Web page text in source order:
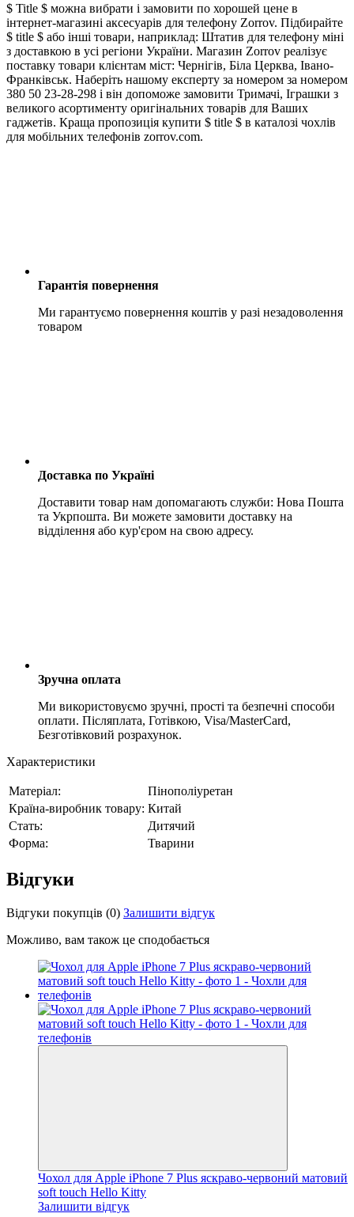
$ Title $ можна вибрати і замовити по хорошей цене в
інтернет-магазині аксесуарів для телефону Zorrov. Підбирайте
$ title $ або інші товари, наприклад: Штатив для телефону міні
з доставкою в усі регіони України. Магазин Zorrov реалізує
поставку товари клієнтам міст: Чернігів, Біла Церква, Івано-
Франківськ. Наберіть нашому експерту за номером за номером
380 50 23-28-298 і він допоможе замовити Тримачі, Іграшки з
великого асортименту оригінальних товарів для Ваших
гаджетів. Краща пропозиція купити $ title $ в каталозі чохлів
для мобільних телефонів zorrov.com.
Гарантія повернення
Ми гарантуємо повернення коштів у разі незадоволення
товаром
Доставка по Україні
Доставити товар нам допомагають служби: Нова Пошта
та Укрпошта. Ви можете замовити доставку на
відділення або кур'єром на свою адресу.
Зручна оплата
Ми використовуємо зручні, прості та безпечні способи
оплати. Післяплата, Готівкою, Visa/MasterCard,
Безготівковий розрахунок.
Характеристики
Матеріал:
Пінополіуретан
Країна-виробник товару: Китай
Стать:
Дитячий
Форма:
Тварини
Відгуки
Відгуки покупців (0) Залишити відгук
Можливо, вам також це сподобається
Чохол для Apple iPhone 7 Plus яскраво-червоний матовий
soft touch Hello Kitty
Залишити відгук